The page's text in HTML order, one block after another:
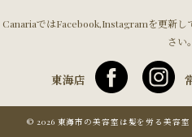
CanariaではFacebook,Instagramを更新し
さい。
東海店
© 2026 東海市の美容室は髪を労る美容室